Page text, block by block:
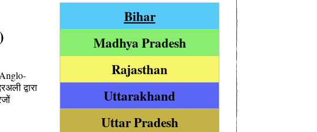
द्वारा
Bihar
Madhya Pradesh
Rajasthan
Uttarakhand
Uttar Pradesh